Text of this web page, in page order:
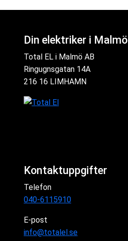
Din elektriker i Malmö
Total EL i Malmö AB
Ringugnsgatan 14A
216 16 LIMHAMN
Kontaktuppgifter
Telefon
040-6115910
E-post
info@totalel.se